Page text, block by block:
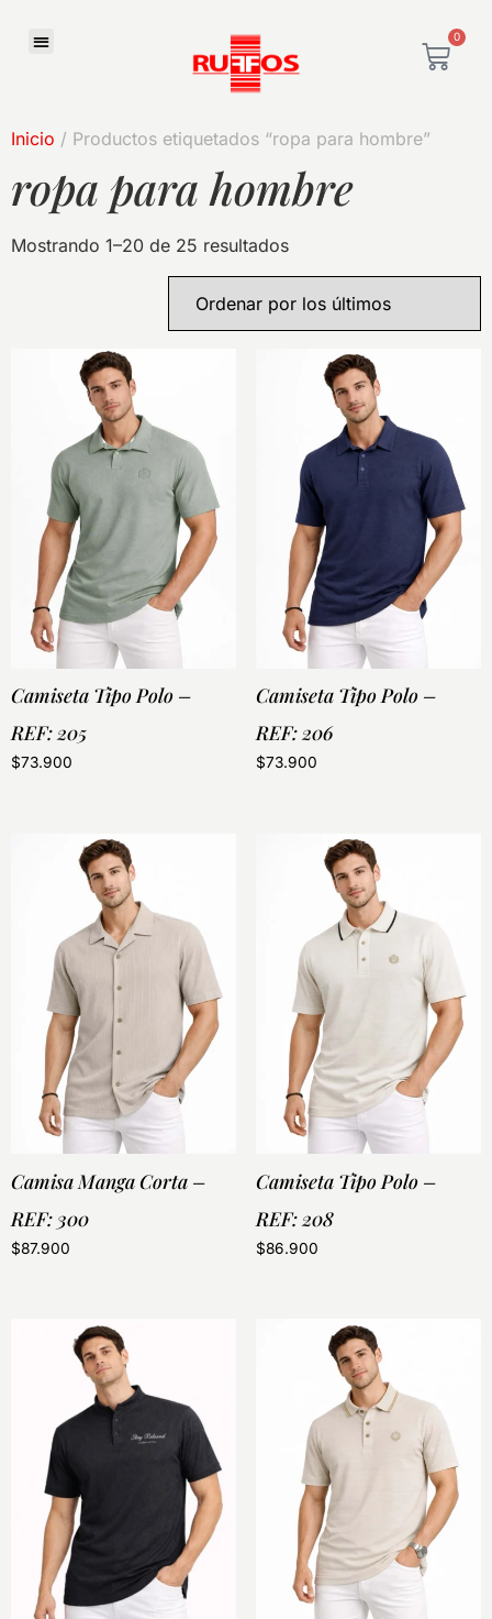
0
Inicio / Productos etiquetados “ropa para hombre”
ropa para hombre
Mostrando 1–20 de 25 resultados
Camiseta Tipo Polo –
REF: 205
$73.900
Camiseta Tipo Polo –
REF: 206
$73.900
Camisa Manga Corta –
REF: 300
$87.900
Camiseta Tipo Polo –
REF: 208
$86.900